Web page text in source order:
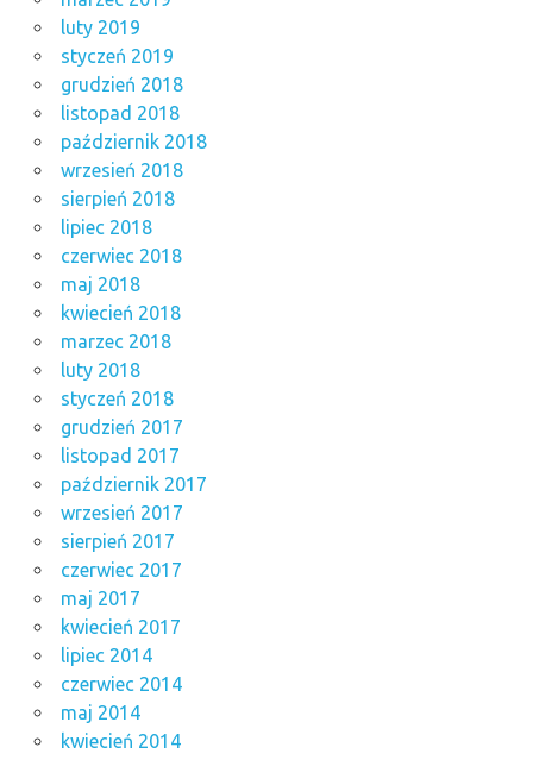
luty 2019
styczeń 2019
grudzień 2018
listopad 2018
październik 2018
wrzesień 2018
sierpień 2018
lipiec 2018
czerwiec 2018
maj 2018
kwiecień 2018
marzec 2018
luty 2018
styczeń 2018
grudzień 2017
listopad 2017
październik 2017
wrzesień 2017
sierpień 2017
czerwiec 2017
maj 2017
kwiecień 2017
lipiec 2014
czerwiec 2014
maj 2014
kwiecień 2014